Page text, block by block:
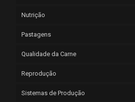
Nutrição
Pastagens
Qualidade da Carne
Reprodução
Sistemas de Produção